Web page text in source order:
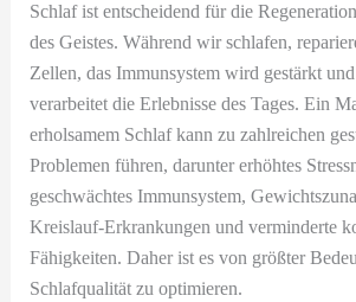
Schlaf ist entscheidend für die
des Geistes. Während wir schlafen,
Zellen, das Immunsystem wird gestärkt
verarbeitet die Erlebnisse des Tages. Ein
erholsamem Schlaf kann zu zahlreichen
Problemen führen, darunter erhöhtes
geschwächtes Immunsystem,
Kreislauf-Erkrankungen und verminderte
Fähigkeiten. Daher ist es von größter
Schlafqualität zu optimieren.